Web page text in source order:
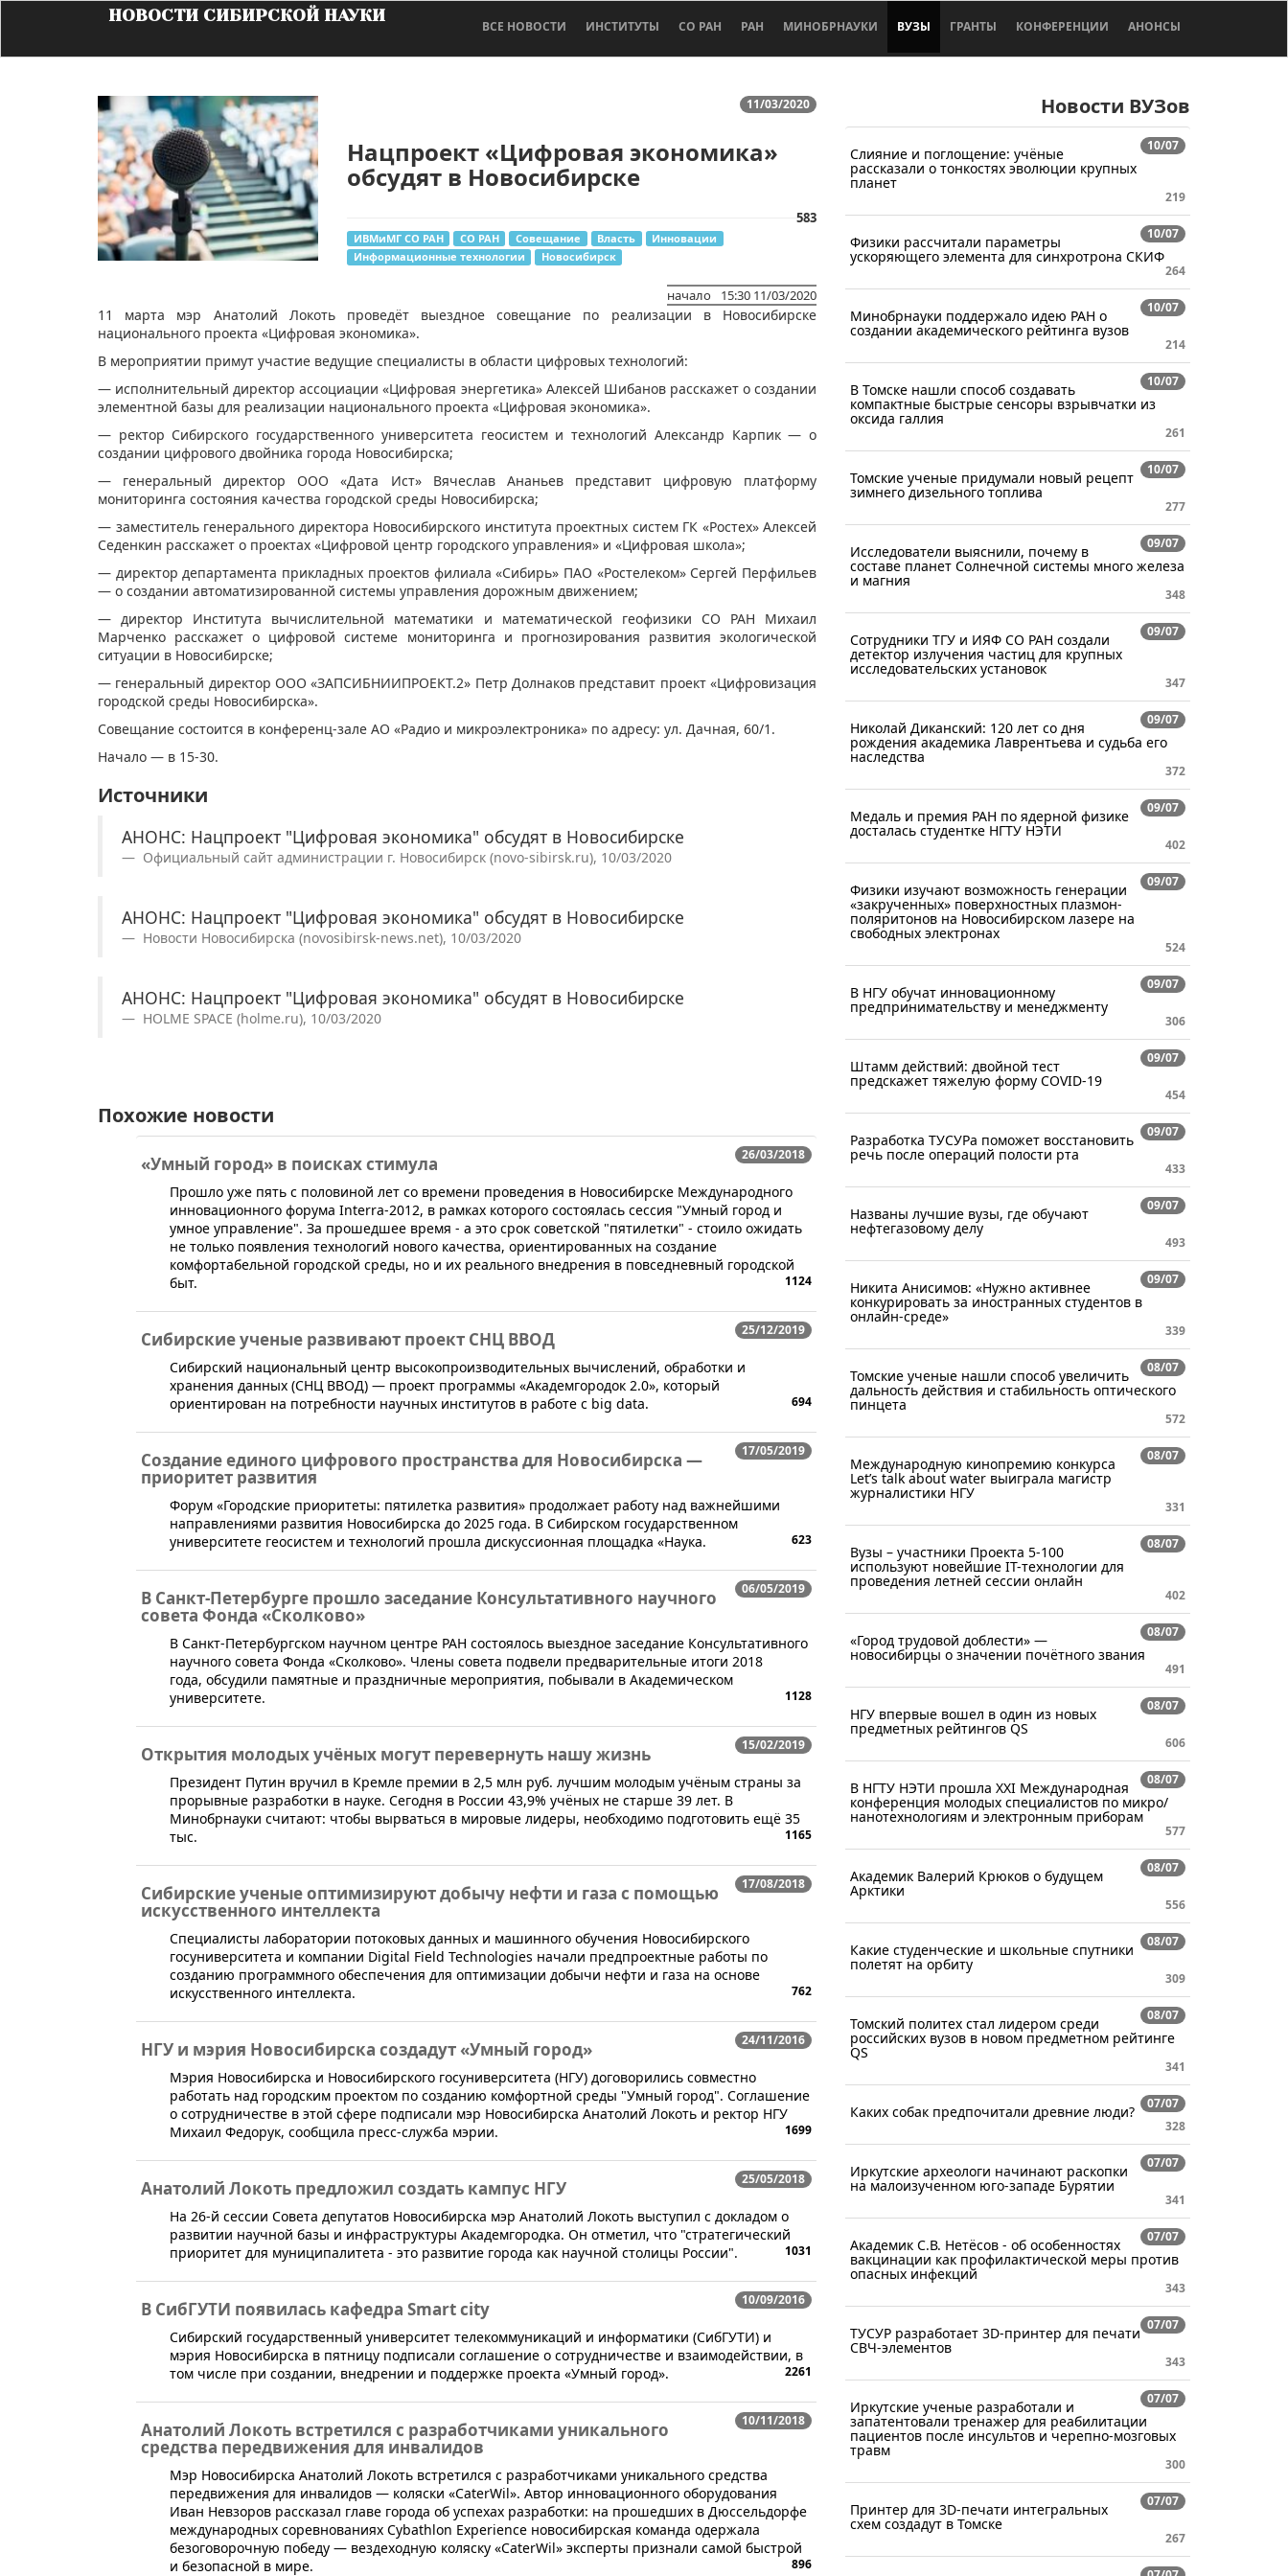
НОВОСТИ СИБИРСКОЙ НАУКИ
ВСЕ НОВОСТИ ИНСТИТУТЫ СО РАН РАН МИНОБРНАУКИ ВУЗЫ ГРАНТЫ КОНФЕРЕНЦИИ АНОНСЫ
11/03/2020
Нацпроект «Цифровая экономика»
обсудят в Новосибирске
583
ИВМиМГ СО РАН СО РАН Совещание Власть
Инновации
Информационные технологии
Новосибирск
начало 15:30 11/03/2020
​11 марта мэр Анатолий Локоть проведёт выездное совещание по реализации в Новосибирске
национального проекта «Цифровая экономика».
В мероприятии примут участие ведущие специалисты в области цифровых технологий:
— исполнительный директор ассоциации «Цифровая энергетика» Алексей Шибанов расскажет о создании
элементной базы для реализации национального проекта «Цифровая экономика».
— ректор Сибирского государственного университета геосистем и технологий Александр Карпик — о
создании цифрового двойника города Новосибирска;
— генеральный директор ООО «Дата Ист» Вячеслав Ананьев представит цифровую платформу
мониторинга состояния качества городской среды Новосибирска;
— заместитель генерального директора Новосибирского института проектных систем ГК «Ростех» Алексей
Седенкин расскажет о проектах «Цифровой центр городского управления» и «Цифровая школа»;
— директор департамента прикладных проектов филиала «Сибирь» ПАО «Ростелеком» Сергей Перфильев
— о создании автоматизированной системы управления дорожным движением;
— директор Института вычислительной математики и математической геофизики СО РАН Михаил
Марченко расскажет о цифровой системе мониторинга и прогнозирования развития экологической
ситуации в Новосибирске;
— генеральный директор ООО «ЗАПСИБНИИПРОЕКТ.2» Петр Долнаков представит проект «Цифровизация
городской среды Новосибирска».
Совещание состоится в конференц-зале АО «Радио и микроэлектроника» по адресу: ул. Дачная, 60/1.
Начало — в 15-30.
Источники
АНОНС: Нацпроект "Цифровая экономика" обсудят в Новосибирске
Официальный сайт администрации г. Новосибирск (novo-sibirsk.ru), 10/03/2020
АНОНС: Нацпроект "Цифровая экономика" обсудят в Новосибирске
Новости Новосибирска (novosibirsk-news.net), 10/03/2020
АНОНС: Нацпроект "Цифровая экономика" обсудят в Новосибирске
HOLME SPACE (holme.ru), 10/03/2020
Похожие новости
26/03/2018
«Умный город» в поисках стимула
​Прошло уже пять с половиной лет со времени проведения в Новосибирске Международного
инновационного форума Interra-2012, в рамках которого состоялась сессия "Умный город и
умное управление". За прошедшее время - а это срок советской "пятилетки" - стоило ожидать
не только появления технологий нового качества, ориентированных на создание
комфортабельной городской среды, но и их реального внедрения в повседневный городской
быт.
1124
25/12/2019
Сибирские ученые развивают проект СНЦ ВВОД
​Сибирский национальный центр высокопроизводительных вычислений, обработки и
хранения данных (СНЦ ВВОД) — проект программы «Академгородок 2.0», который
ориентирован на потребности научных институтов в работе с big data.
694
17/05/2019
Создание единого цифрового пространства для Новосибирска —
приоритет развития
​Форум «Городские приоритеты: пятилетка развития» продолжает работу над важнейшими
направлениями развития Новосибирска до 2025 года. В Сибирском государственном
университете геосистем и технологий прошла дискуссионная площадка «Наука.
623
06/05/2019
В Санкт-Петербурге прошло заседание Консультативного научного
совета Фонда «Сколково»
​В Санкт-Петербургском научном центре РАН состоялось выездное заседание Консультативного
научного совета Фонда «Сколково». Члены совета подвели предварительные итоги 2018
года, обсудили памятные и праздничные мероприятия, побывали в Академическом
университете.
1128
15/02/2019
Открытия молодых учёных могут перевернуть нашу жизнь
​Президент Путин вручил в Кремле премии в 2,5 млн руб. лучшим молодым учёным страны за
прорывные разработки в науке. Сегодня в России 43,9% учёных не старше 39 лет. В
Минобрнауки считают: чтобы вырваться в мировые лидеры, необходимо подготовить ещё 35
тыс.
1165
17/08/2018
Сибирские ученые оптимизируют добычу нефти и газа с помощью
искусственного интеллекта
​Специалисты лаборатории потоковых данных и машинного обучения Новосибирского
госуниверситета и компании Digital Field Technologies начали предпроектные работы по
созданию программного обеспечения для оптимизации добычи нефти и газа на основе
искусственного интеллекта.
762
24/11/2016
НГУ и мэрия Новосибирска создадут «Умный город»
​Мэрия Новосибирска и Новосибирского госуниверситета (НГУ) договорились совместно
работать над городским проектом по созданию комфортной среды "Умный город". Соглашение
о сотрудничестве в этой сфере подписали мэр Новосибирска Анатолий Локоть и ректор НГУ
Михаил Федорук, сообщила пресс-служба мэрии.
1699
25/05/2018
Анатолий Локоть предложил создать кампус НГУ
​На 26-й сессии Совета депутатов Новосибирска мэр Анатолий Локоть выступил с докладом о
развитии научной базы и инфраструктуры Академгородка. Он отметил, что "стратегический
приоритет для муниципалитета - это развитие города как научной столицы России".
1031
10/09/2016
В СибГУТИ появилась кафедра Smart city
Сибирский государственный университет телекоммуникаций и информатики (СибГУТИ) и
мэрия Новосибирска в пятницу подписали соглашение о сотрудничестве и взаимодействии, в
том числе при создании, внедрении и поддержке проекта «Умный город».
2261
10/11/2018
Анатолий Локоть встретился с разработчиками уникального
средства передвижения для инвалидов
​Мэр Новосибирска Анатолий Локоть встретился с разработчиками уникального средства
передвижения для инвалидов — коляски «CaterWil». Автор инновационного оборудования
Иван Невзоров рассказал главе города об успехах разработки: на прошедших в Дюссельдорфе
международных соревнованиях Cybathlon Experience новосибирская команда одержала
безоговорочную победу — вездеходную коляску «CaterWil» эксперты признали самой быстрой
и безопасной в мире.
896
Новости ВУЗов
10/07
Слияние и поглощение: учёные
рассказали о тонкостях эволюции крупных
планет
219
10/07
Физики рассчитали параметры
ускоряющего элемента для синхротрона СКИФ
264
10/07
Минобрнауки поддержало идею РАН о
создании академического рейтинга вузов
214
10/07
В Томске нашли способ создавать
компактные быстрые сенсоры взрывчатки из
оксида галлия
261
10/07
Томские ученые придумали новый рецепт
зимнего дизельного топлива
277
09/07
Исследователи выяснили, почему в
составе планет Солнечной системы много железа
и магния
348
09/07
Сотрудники ТГУ и ИЯФ СО РАН создали
детектор излучения частиц для крупных
исследовательских установок
347
09/07
Николай Диканский: 120 лет со дня
рождения академика Лаврентьева и судьба его
наследства
372
09/07
Медаль и премия РАН по ядерной физике
досталась студентке НГТУ НЭТИ
402
09/07
Физики изучают возможность генерации
«закрученных» поверхностных плазмон-
поляритонов на Новосибирском лазере на
свободных электронах
524
09/07
В НГУ обучат инновационному
предпринимательству и менеджменту
306
09/07
Штамм действий: двойной тест
предскажет тяжелую форму COVID-19
454
09/07
Разработка ТУСУРа поможет восстановить
речь после операций полости рта
433
09/07
Названы лучшие вузы, где обучают
нефтегазовому делу
493
09/07
Никита Анисимов: «Нужно активнее
конкурировать за иностранных студентов в
онлайн-среде»
339
08/07
Томские ученые нашли способ увеличить
дальность действия и стабильность оптического
пинцета
572
08/07
Международную кинопремию конкурса
Let’s talk about water выиграла магистр
журналистики НГУ
331
08/07
Вузы – участники Проекта 5-100
используют новейшие IT-технологии для
проведения летней сессии онлайн
402
08/07
«Город трудовой доблести» —
новосибирцы о значении почётного звания
491
08/07
НГУ впервые вошел в один из новых
предметных рейтингов QS
606
08/07
В НГТУ НЭТИ прошла XXI Международная
конференция молодых специалистов по микро/
нанотехнологиям и электронным приборам
577
08/07
Академик Валерий Крюков о будущем
Арктики
556
08/07
Какие студенческие и школьные спутники
полетят на орбиту
309
08/07
Томский политех стал лидером среди
российских вузов в новом предметном рейтинге
QS
341
07/07
Каких собак предпочитали древние люди?
328
07/07
Иркутские археологи начинают раскопки
на малоизученном юго-западе Бурятии
341
07/07
Академик С.В. Нетёсов - об особенностях
вакцинации как профилактической меры против
опасных инфекций
343
07/07
ТУСУР разработает 3D-принтер для печати
СВЧ-элементов
343
07/07
Иркутские ученые разработали и
запатентовали тренажер для реабилитации
пациентов после инсультов и черепно-мозговых
травм
300
07/07
Принтер для 3D-печати интегральных
схем создадут в Томске
267